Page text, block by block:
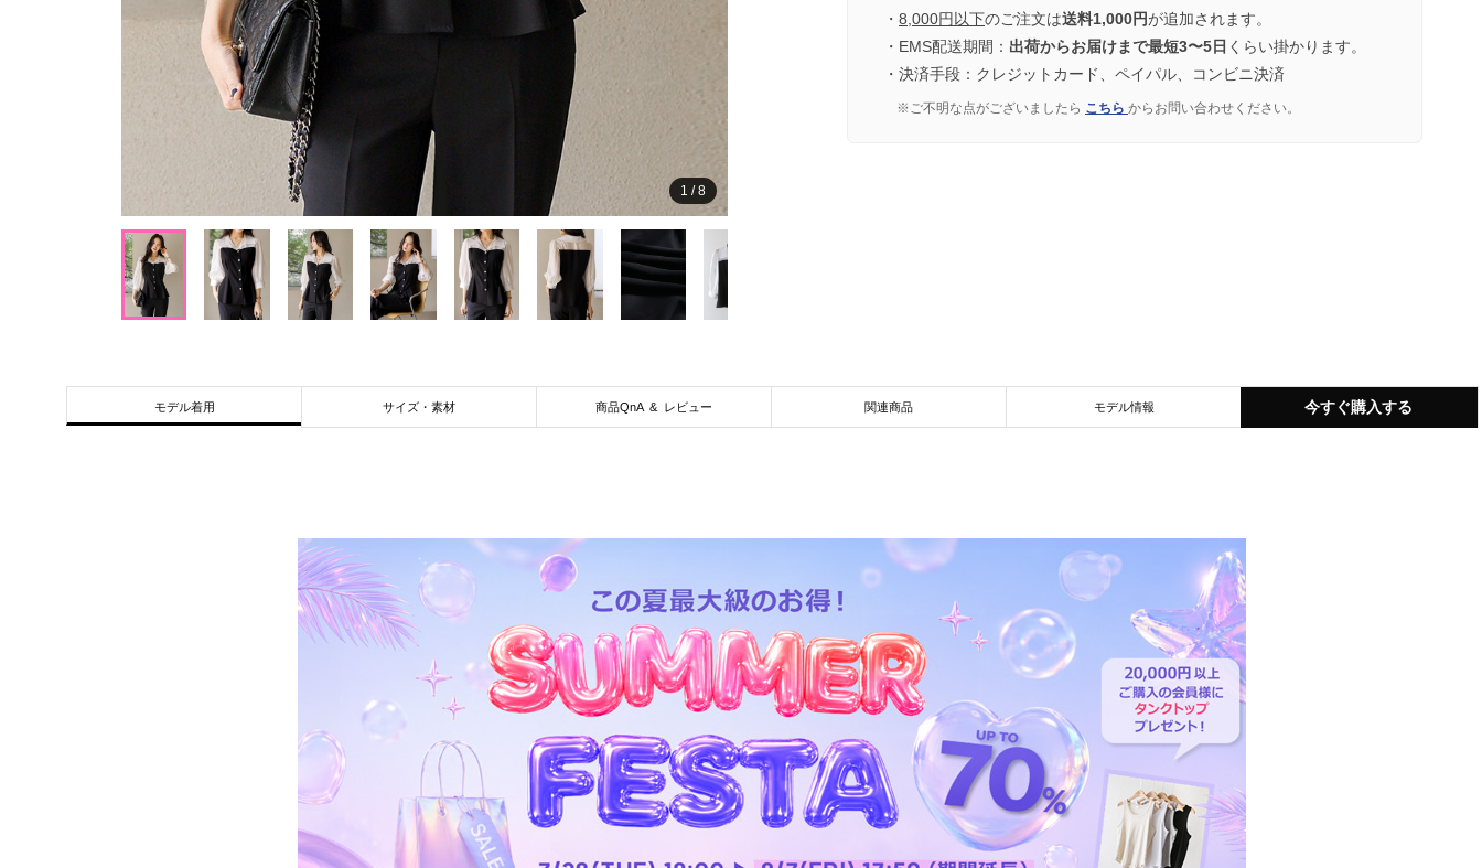
1 /8
・ 8,000円以下のご注文は送料1,000円が追加されます。
・EMS配送期間： 出荷からお届けまで最短3〜5日 くらい掛かります。
・決済手段：クレジットカード、ペイパル、コンビニ決済
※ご不明な点がございましたら こちら からお問い合わせください。
モデル着用 サイズ・素材 商品QnA & レビュー 関連商品 モデル情報 今すぐ購入する